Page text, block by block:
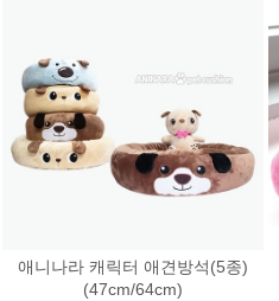
애니나라 캐릭터 애견방석(5종)
(47cm/64cm)